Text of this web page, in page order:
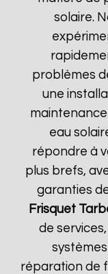
solaire.
problèmes
une
eau
répondre à
plus brefs,
garanties
Frisquet
de
réparation de